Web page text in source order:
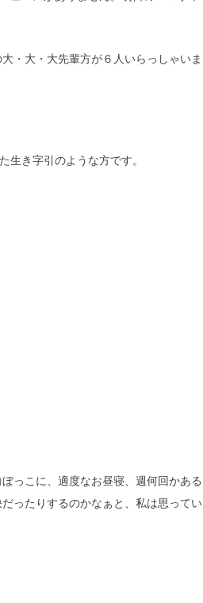
・大・大先輩方が６人いらっしゃいま
き字引のような方です。
っこに、適度なお昼寝、週何回かある
ったりするのかなぁと、私は思ってい